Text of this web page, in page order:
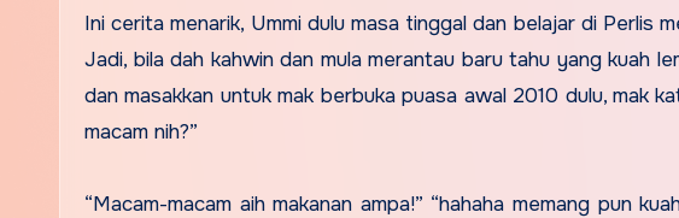
Ini cerita menarik, Ummi dulu masa tinggal dan belajar di Perlis
Jadi, bila dah kahwin dan mula merantau baru tahu yang kuah
dan masakkan untuk mak berbuka puasa awal 2010 dulu, mak
macam nih?”
“Macam-macam aih makanan ampa!” “hahaha memang pun